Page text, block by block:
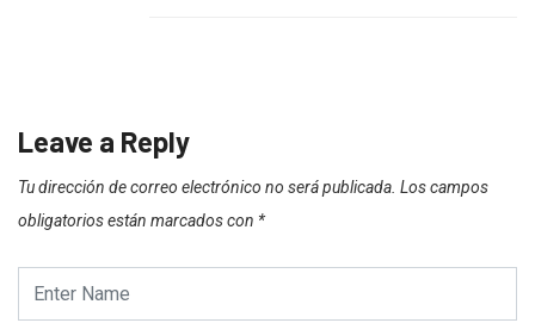
Leave a Reply
Tu dirección de correo electrónico no será publicada. Los campos
obligatorios están marcados con *